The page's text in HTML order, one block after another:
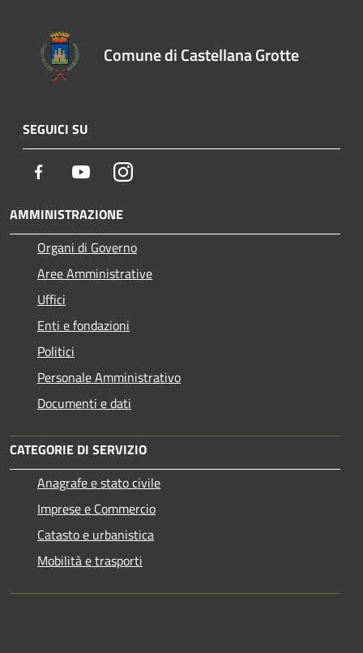
Comune di Castellana Grotte
SEGUICI SU
Facebook YoutubeInstagram
AMMINISTRAZIONE
Organi di Governo
Aree Amministrative
Uffici
Enti e fondazioni
Politici
Personale Amministrativo
Documenti e dati
CATEGORIE DI SERVIZIO
Anagrafe e stato civile
Imprese e Commercio
Catasto e urbanistica
Mobilità e trasporti